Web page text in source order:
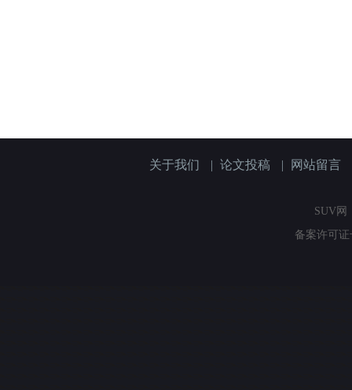
关于我们 | 论文投稿 | 网站留言
SUV网
备案许可证